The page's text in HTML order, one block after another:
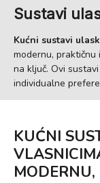
Sustavi
Kućni sustavi
modernu,
na ključ. Ovi
individualne
KUĆNI